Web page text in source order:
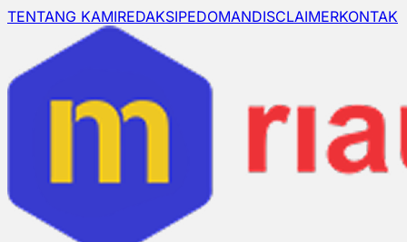
TENTANG KAMIREDAKSIPEDOMANDISCLAIMERKONTAK